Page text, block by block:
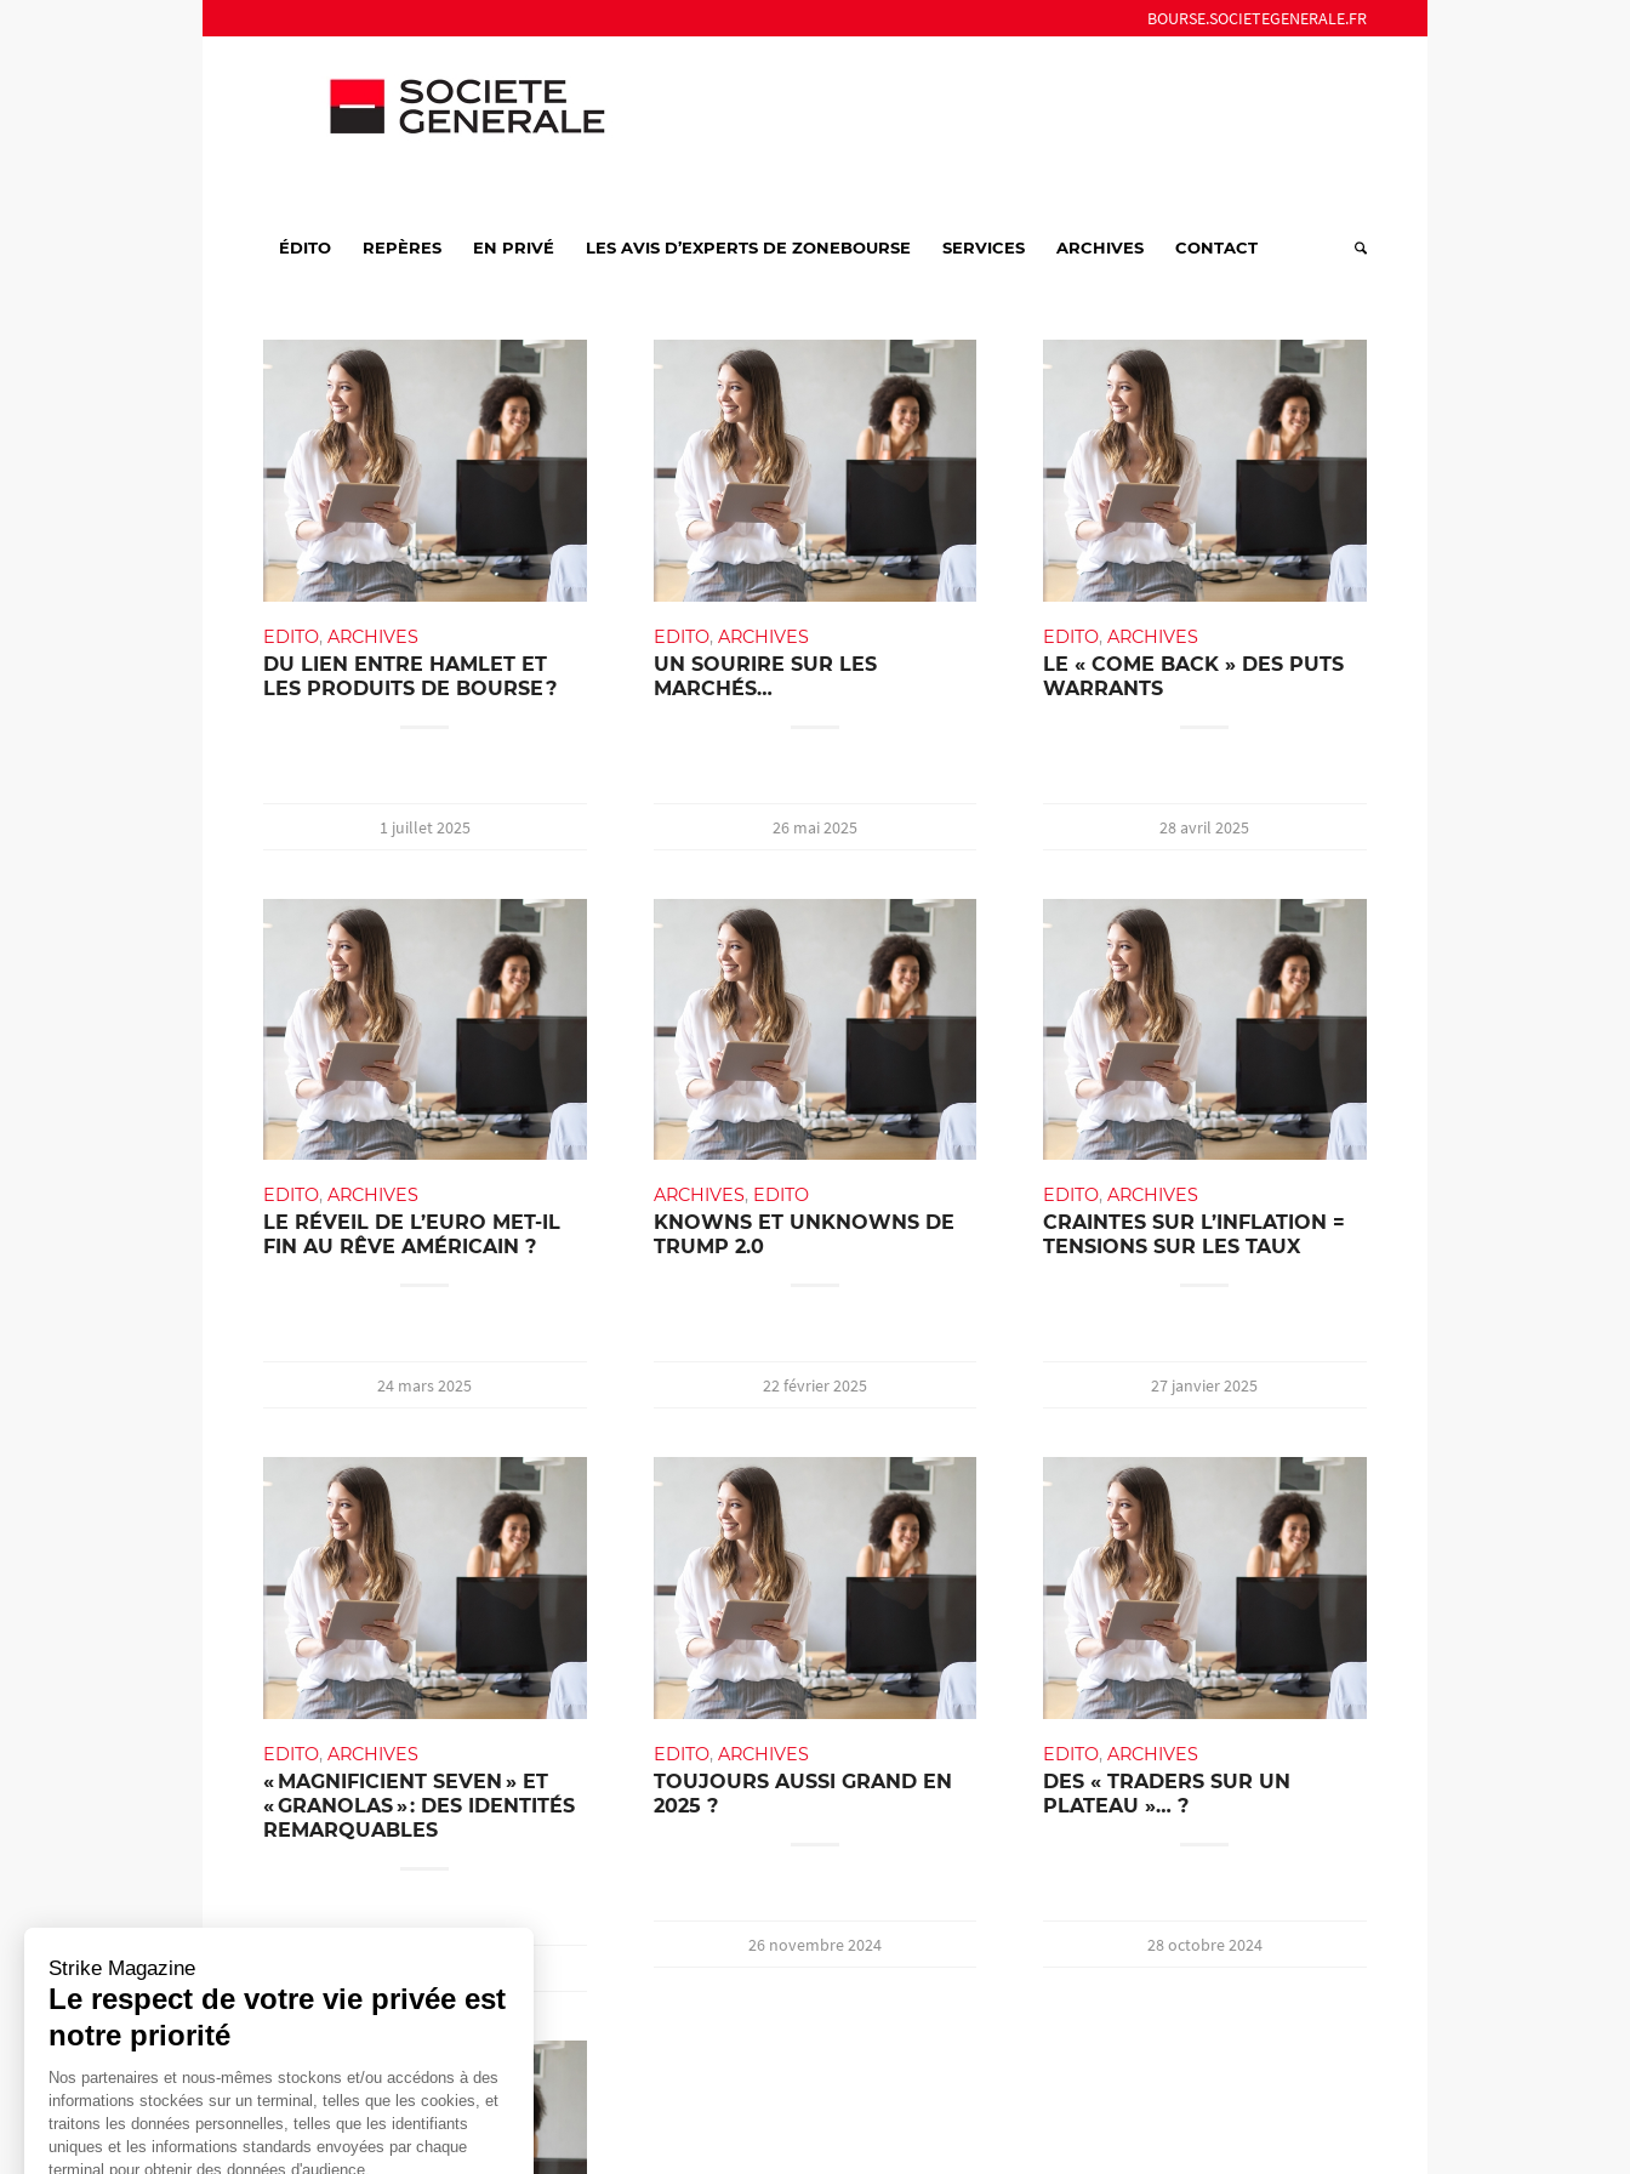
BOURSE.SOCIETEGENERALE.FR
ÉDITO REPÈRES EN PRIVÉ LES AVIS D’EXPERTS DE ZONEBOURSE SERVICES ARCHIVES CONTACT
EDITO, ARCHIVES
DU LIEN ENTRE HAMLET ET
LES PRODUITS DE BOURSE ?
1 juillet 2025
EDITO, ARCHIVES
UN SOURIRE SUR LES
MARCHÉS…
26 mai 2025
EDITO,ARCHIVES
LE « COME BACK » DES PUTS
WARRANTS
28 avril 2025
EDITO, ARCHIVES
LE RÉVEIL DE L’EURO MET-IL
FIN AU RÊVE AMÉRICAIN ?
24 mars 2025
ARCHIVES, EDITO
KNOWNS ET UNKNOWNS DE
TRUMP 2.0
22 février 2025
EDITO,ARCHIVES
CRAINTES SUR L’INFLATION =
TENSIONS SUR LES TAUX
27 janvier 2025
EDITO, ARCHIVES
« MAGNIFICIENT SEVEN » ET
« GRANOLAS » : DES IDENTITÉS
REMARQUABLES
EDITO, ARCHIVES
TOUJOURS AUSSI GRAND EN
2025 ?
26 novembre 2024
EDITO,ARCHIVES
DES « TRADERS SUR UN
PLATEAU »… ?
28 octobre 2024
Strike Magazine
Le respect de votre vie privée est
notre priorité
Nos partenaires et nous-mêmes stockons et/ou accédons à des
informations stockées sur un terminal, telles que les cookies, et
traitons les données personnelles, telles que les identifiants
uniques et les informations standards envoyées par chaque
terminal pour obtenir des données d'audience.